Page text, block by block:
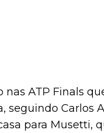
ATP Finals
seguindo Carlos
para Musetti,